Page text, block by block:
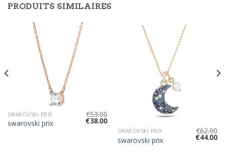
PRODUITS SIMILAIRES
SWAROVSKI PRIX
swarovski prix
€53.00
€38.00
SWAROVSKI PRIX
swarovski prix
€62.00
€44.00